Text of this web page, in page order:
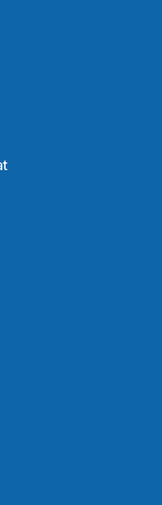
Ses Kablosu
Mikrofon Kablosu